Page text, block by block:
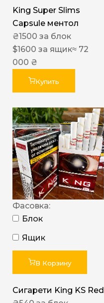
King Super Slims
Capsule ментол
₴1500 за блок
$1600 за ящик≈ 72
000 ₴
Купить
Фасовка:
Блок
Ящик
В Корзину
Сигарети King KS Red